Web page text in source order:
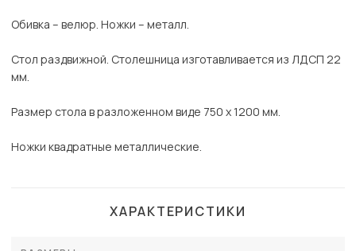
Обивка – велюр. Ножки – металл.
Стол раздвижной. Столешница изготавливается из ЛДСП 22
мм.
Размер стола в разложенном виде 750 х 1200 мм.
Ножки квадратные металлические.
ХАРАКТЕРИСТИКИ